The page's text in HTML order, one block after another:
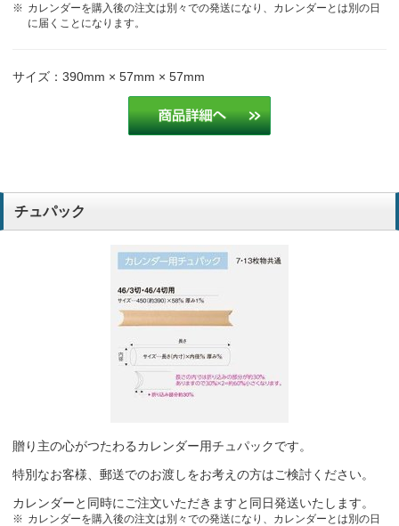
一冊当たりの単価が安いから 保険代理店
3ヶ月のものが好評なため 建設業
送付先の会社に喜んでいただいているため 小売業
社名を入れられるため 建設業
使いやすいので毎年お願いしています。 小売業
使いやすいので毎年お願いしています。 小売業
使いやすいので毎年お願いしています。 小売業
カレンダーを購入後の注文は別々での発送になり、カレンダーとは別の日
に届くことになります。
サイズ：390mm × 57mm × 57mm
チュパック
贈り主の心がつたわるカレンダー用チュパックです。
特別なお客様、郵送でのお渡しをお考えの方はご検討ください。
カレンダーと同時にご注文いただきますと同日発送いたします。
カレンダーを購入後の注文は別々での発送になり、カレンダーとは別の日